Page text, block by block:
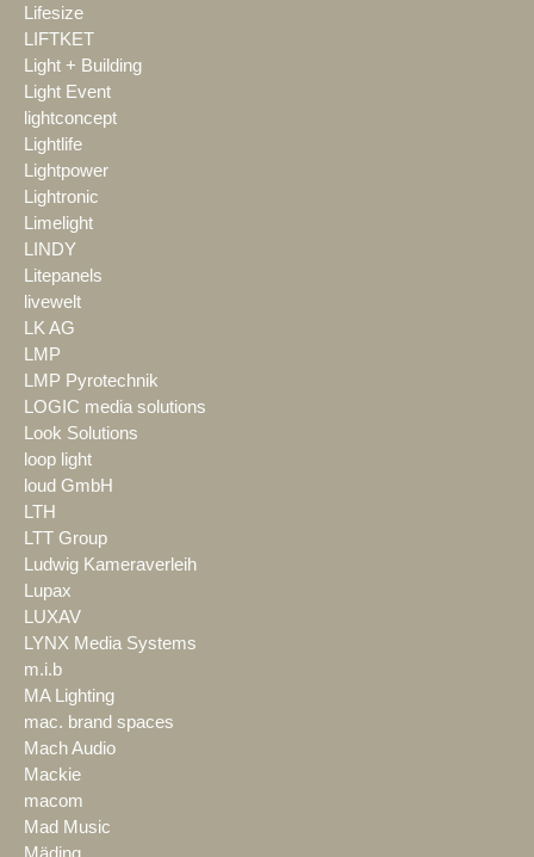
Lifesize
LIFTKET
Light + Building
Light Event
lightconcept
Lightlife
Lightpower
Lightronic
Limelight
LINDY
Litepanels
livewelt
LK AG
LMP
LMP Pyrotechnik
LOGIC media solutions
Look Solutions
loop light
loud GmbH
LTH
LTT Group
Ludwig Kameraverleih
Lupax
LUXAV
LYNX Media Systems
m.i.b
MA Lighting
mac. brand spaces
Mach Audio
Mackie
macom
Mad Music
Mäding